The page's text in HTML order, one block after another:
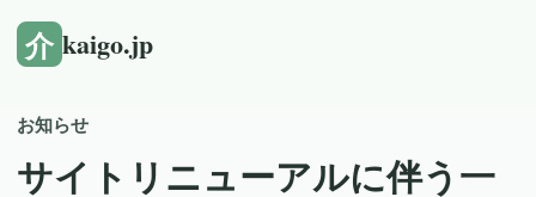
介 kaigo.jp
お知らせ
サイトリニューアルに伴う一